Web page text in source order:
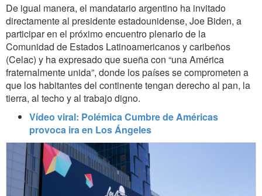
De igual manera, el mandatario argentino ha invitado
directamente al presidente estadounidense, Joe Biden, a
participar en el próximo encuentro plenario de la
Comunidad de Estados Latinoamericanos y caribeños
(Celac) y ha expresado que sueña con “una América
fraternalmente unida”, donde los países se comprometen a
que los habitantes del continente tengan derecho al pan, la
tierra, al techo y al trabajo digno.
Vídeo viral: Polémica Cumbre de Américas
provoca ira en Los Ángeles